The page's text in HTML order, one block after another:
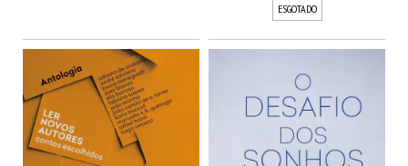
ESGOTADO